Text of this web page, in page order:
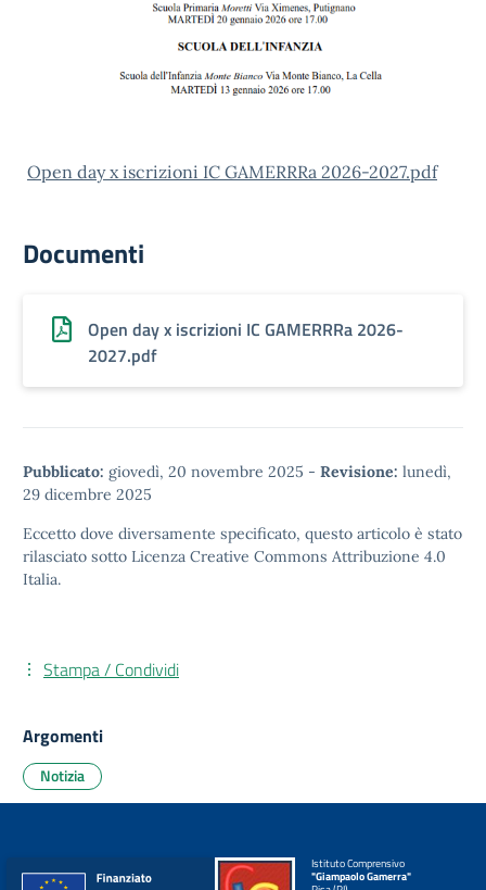
Open day x iscrizioni IC GAMERRRa 2026-2027.pdf
Documenti
Open day x iscrizioni IC GAMERRRa 2026-
2027.pdf
Pubblicato: giovedì, 20 novembre 2025 - Revisione: lunedì,
29 dicembre 2025
Eccetto dove diversamente specificato, questo articolo è stato
rilasciato sotto Licenza Creative Commons Attribuzione 4.0
Italia.
Stampa / Condividi
Argomenti
Notizia
Istituto Comprensivo
"Giampaolo Gamerra"